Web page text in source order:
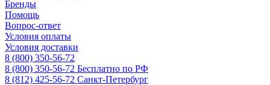
Бренды
Помощь
Вопрос-ответ
Условия оплаты
Условия доставки
8 (800) 350-56-72
8 (800) 350-56-72 Бесплатно по РФ
8 (812) 425-56-72 Санкт-Петербург